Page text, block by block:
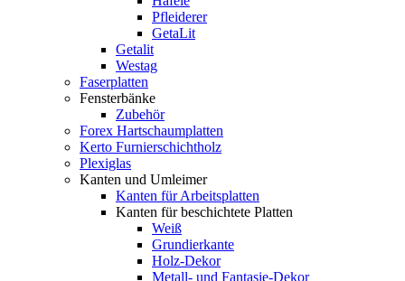
Pfleiderer
GetaLit
Getalit
Westag
Faserplatten
Fensterbänke
Zubehör
Forex Hartschaumplatten
Kerto Furnierschichtholz
Plexiglas
Kanten und Umleimer
Kanten für Arbeitsplatten
Kanten für beschichtete Platten
Weiß
Grundierkante
Holz-Dekor
Metall- und Fantasie-Dekor